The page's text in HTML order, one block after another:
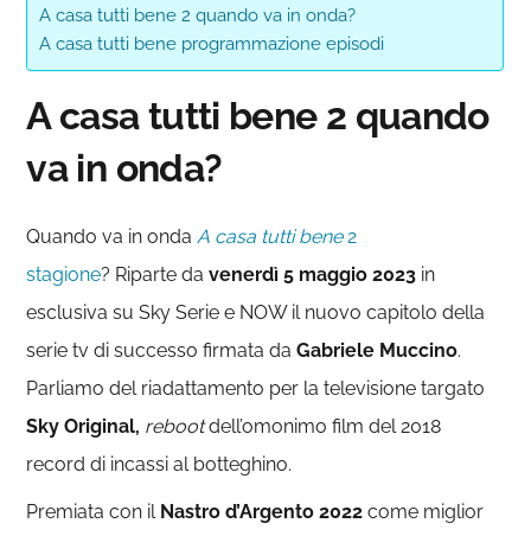
A casa tutti bene 2 quando va in onda?
A casa tutti bene programmazione episodi
A casa tutti bene 2 quando
va in onda?
Quando va in onda A casa tutti bene 2
stagione? Riparte davenerdì 5 maggio 2023 in
esclusiva su Sky Serie e NOW il nuovo capitolo della
serie tv di successo firmata daGabriele Muccino.
Parliamo del riadattamento per la televisione targato
Sky Original, rebootdell’omonimo film del 2018
record di incassi al botteghino.
Premiata con il Nastro d’Argento 2022 come miglior